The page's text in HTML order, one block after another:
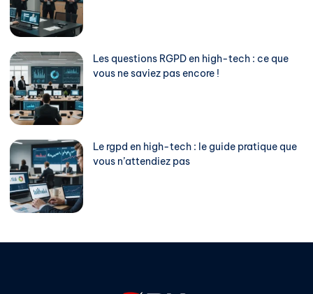
Les questions RGPD en high-tech : ce que
vous ne saviez pas encore !
Le rgpd en high-tech : le guide pratique que
vous n’attendiez pas